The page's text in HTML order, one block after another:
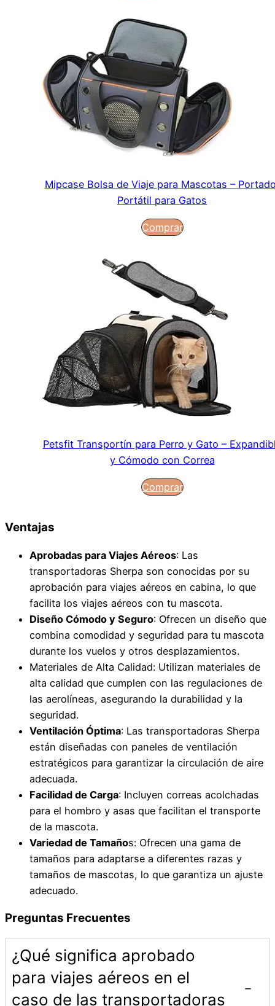
Mipcase Bolsa de Viaje para Mascotas –
Portátil para Gatos
Comprar
Petsfit Transportín para Perro y Gato –
y Cómodo con Correa
Comprar
Ventajas
Aprobadas para Viajes Aéreos: Las
transportadoras Sherpa son conocidas por su
aprobación para viajes aéreos en cabina, lo que
facilita los viajes aéreos con tu mascota.
Diseño Cómodo y Seguro: Ofrecen un diseño que
combina comodidad y seguridad para tu mascota
durante los vuelos y otros desplazamientos.
Materiales de Alta Calidad: Utilizan materiales de
alta calidad que cumplen con las regulaciones de
las aerolíneas, asegurando la durabilidad y la
seguridad.
Ventilación Óptima: Las transportadoras Sherpa
están diseñadas con paneles de ventilación
estratégicos para garantizar la circulación de aire
adecuada.
Facilidad de Carga: Incluyen correas acolchadas
para el hombro y asas que facilitan el transporte
de la mascota.
Variedad de Tamaños: Ofrecen una gama de
tamaños para adaptarse a diferentes razas y
tamaños de mascotas, lo que garantiza un ajuste
adecuado.
Preguntas Frecuentes
¿Qué significa aprobado
para viajes aéreos en el
caso de las transportadoras